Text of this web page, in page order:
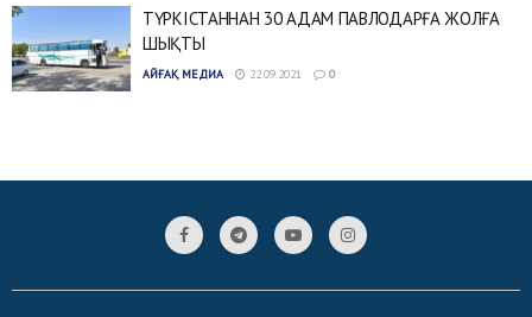
ТҮРКІСТАННАН 30 АДАМ ПАВЛОДАРҒА ЖОЛҒА
ШЫҚТЫ
АЙҒАҚ МЕДИА 22.09.2021 0